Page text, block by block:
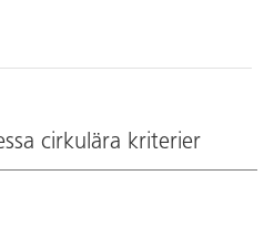
cirkulära kriterier